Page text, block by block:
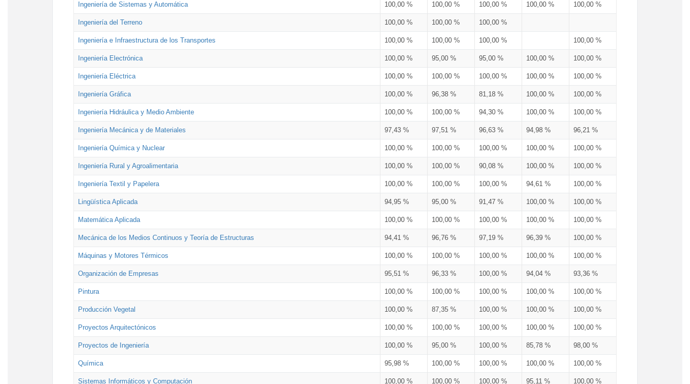
Ingeniería de Sistemas y Automática 100,00 % 100,00 % 100,00 % 100,00 % 100,00 %
Ingeniería del Terreno 100,00 % 100,00 % 100,00 %
Ingeniería e Infraestructura de los Transportes 100,00 % 100,00 % 100,00 % 100,00 %
Ingeniería Electrónica 100,00 % 95,00 % 95,00 % 100,00 % 100,00 %
Ingeniería Eléctrica 100,00 % 100,00 % 100,00 % 100,00 % 100,00 %
Ingeniería Gráfica 100,00 % 96,38 % 81,18 % 100,00 % 100,00 %
Ingeniería Hidráulica y Medio Ambiente 100,00 % 100,00 % 94,30 % 100,00 % 100,00 %
Ingeniería Mecánica y de Materiales 97,43 % 97,51 % 96,63 % 94,98 % 96,21 %
Ingeniería Química y Nuclear 100,00 % 100,00 % 100,00 % 100,00 % 100,00 %
Ingeniería Rural y Agroalimentaria 100,00 % 100,00 % 90,08 % 100,00 % 100,00 %
Ingeniería Textil y Papelera 100,00 % 100,00 % 100,00 % 94,61 % 100,00 %
Lingüística Aplicada 94,95 % 95,00 % 91,47 % 100,00 % 100,00 %
Matemática Aplicada 100,00 % 100,00 % 100,00 % 100,00 % 100,00 %
Mecánica de los Medios Continuos y Teoría de Estructuras 94,41 % 96,76 % 97,19 % 96,39 % 100,00 %
Máquinas y Motores Térmicos 100,00 % 100,00 % 100,00 % 100,00 % 100,00 %
Organización de Empresas 95,51 % 96,33 % 100,00 % 94,04 % 93,36 %
Pintura 100,00 % 100,00 % 100,00 % 100,00 % 100,00 %
Producción Vegetal 100,00 % 87,35 % 100,00 % 100,00 % 100,00 %
Proyectos Arquitectónicos 100,00 % 100,00 % 100,00 % 100,00 % 100,00 %
Proyectos de Ingeniería 100,00 % 95,00 % 100,00 % 85,78 % 98,00 %
Química 95,98 % 100,00 % 100,00 % 100,00 % 100,00 %
Sistemas Informáticos y Computación 100,00 % 100,00 % 100,00 % 95,11 % 100,00 %